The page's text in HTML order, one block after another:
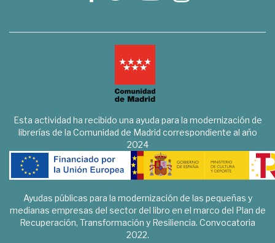
Esta actividad ha recibido una ayuda para la modernización de
librerías de la Comunidad de Madrid correspondiente al año
2024
Ayudas públicas para la modernización de las pequeñas y
medianas empresas del sector del libro en el marco del Plan de
Recuperación, Transformación y Resiliencia. Convocatoria
2022.